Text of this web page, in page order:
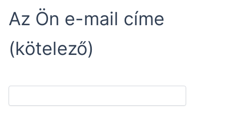
Az Ön e-mail címe
(kötelező)